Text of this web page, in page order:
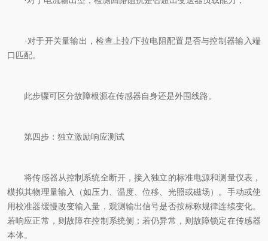
·对于开关量输出，检查上拉/下拉电阻配置是否与控制器输入端
口匹配。
此步骤可区分故障根源在传感器自身还是外围线路。
第四步：独立激励响应测试
将传感器从控制系统全断开，接入独立的标准电源和测量仪表，
模拟其物理量输入（如压力、温度、位移、光照或磁场）。手动或使
用校准器缓慢改变输入量，观测输出信号是否按标称规律连续变化。
若响应正常，则故障在控制系统侧；若仍异常，则故障锁定在传感器
本体。